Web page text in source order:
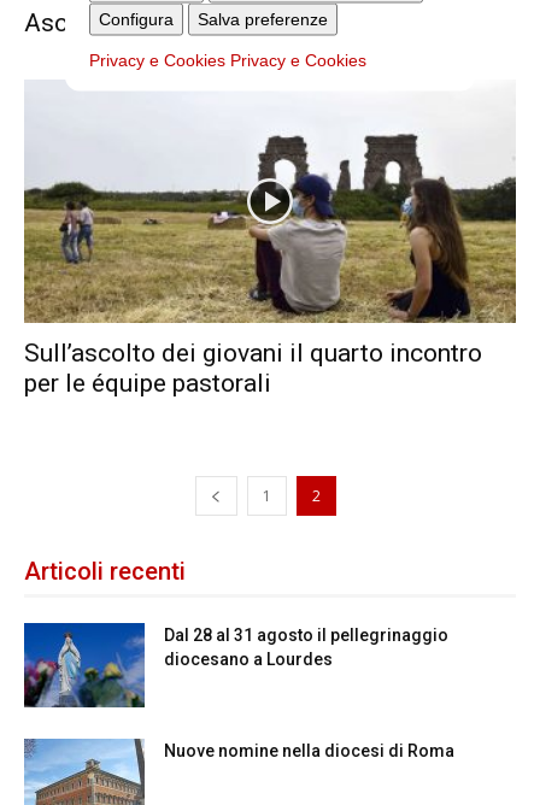
Configura
Salva preferenze
Privacy e Cookies Privacy e Cookies
Ascolto dei poveri. Proposta operativa
Sull’ascolto dei giovani il quarto incontro
per le équipe pastorali
1 2
Articoli recenti
Dal 28 al 31 agosto il pellegrinaggio
diocesano a Lourdes
Nuove nomine nella diocesi di Roma